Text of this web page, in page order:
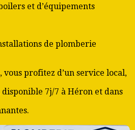
et d’équipements
de plomberie
vous profitez d’un service local,
7j/7 à Héron et dans